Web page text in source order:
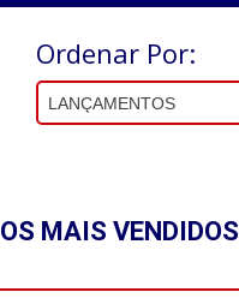
Ordenar Por:
OS MAIS VENDIDOS